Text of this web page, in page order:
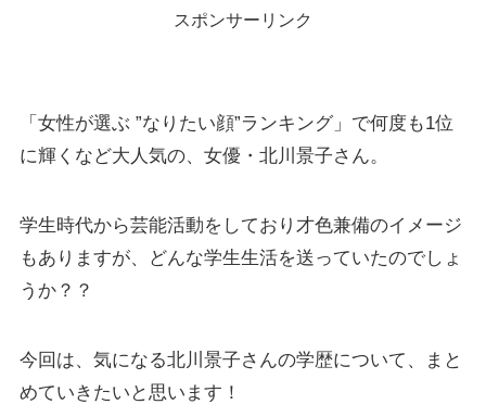
スポンサーリンク
「女性が選ぶ ”なりたい顔”ランキング」で何度も1位
に輝くなど大人気の、女優・北川景子さん。
学生時代から芸能活動をしており才色兼備のイメージ
もありますが、どんな学生生活を送っていたのでしょ
うか？？
今回は、気になる北川景子さんの学歴について、まと
めていきたいと思います！